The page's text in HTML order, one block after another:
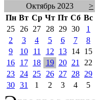
Октябрь 2023
>
Пн Вт Ср Чт Пт Сб Вс
25
26 27 28 29 30
1
2
3 4 5 6 7
8
9
10 11 12 13 14
15
16
17 18 19 20 21
22
23
24 25 26 27 28
29
30 31 1 2 3 4 5